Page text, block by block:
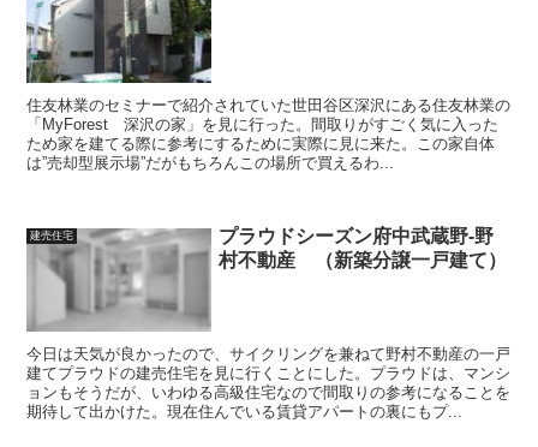
住友林業のセミナーで紹介されていた世田谷区深沢にある住友林業の
「MyForest 深沢の家」を見に行った。間取りがすごく気に入った
ため家を建てる際に参考にするために実際に見に来た。この家自体
は”売却型展示場”だがもちろんこの場所で買えるわ...
建売住宅
プラウドシーズン府中武蔵野-野
村不動産 （新築分譲一戸建て）
今日は天気が良かったので、サイクリングを兼ねて野村不動産の一戸
建てプラウドの建売住宅を見に行くことにした。プラウドは、マンシ
ョンもそうだが、いわゆる高級住宅なので間取りの参考になることを
期待して出かけた。現在住んでいる賃貸アパートの裏にもプ...